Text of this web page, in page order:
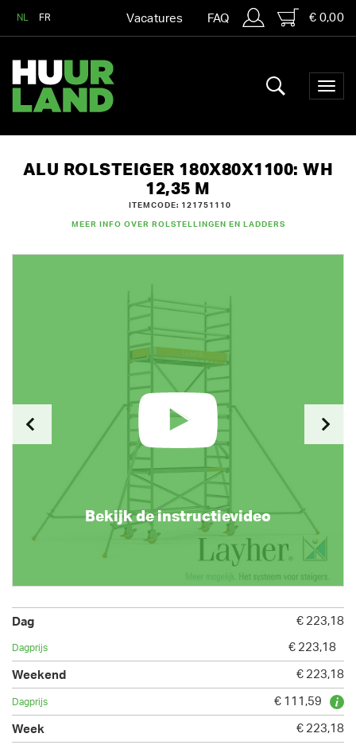
NL FR Vacatures FAQ € 0,00
ALU ROLSTEIGER 180X80X1100: WH
12,35 M
ITEMCODE: 121751110
MEER INFO OVER ROLSTELLINGEN EN LADDERS
Bekijk de instructievideo
€ 223,18
€ 223,18
€ 223,18
€ 111,59
€ 223,18